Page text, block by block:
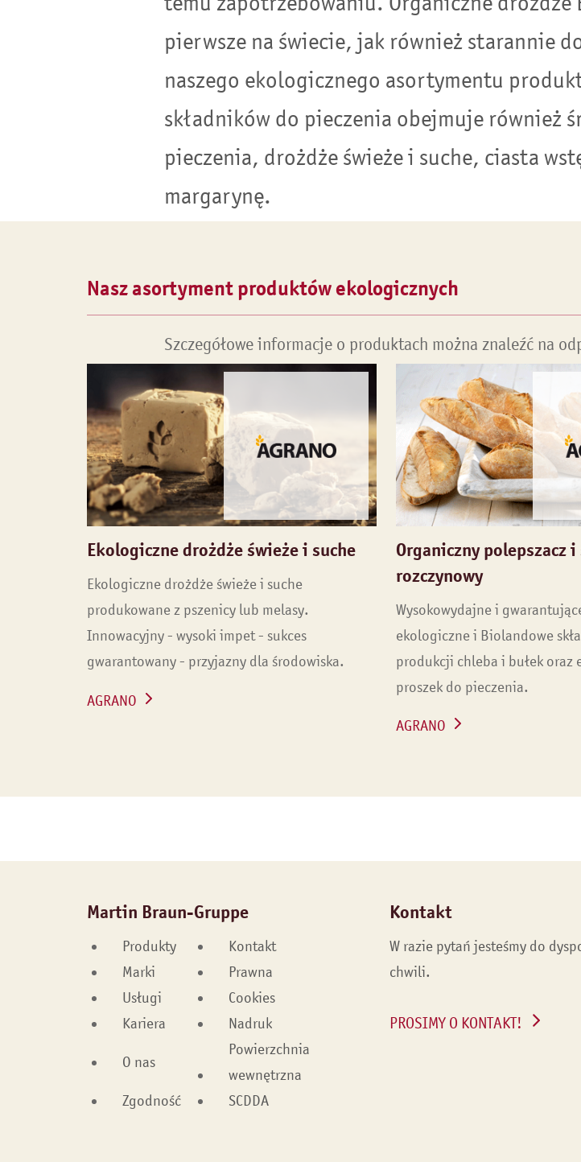
pierwsze na świecie, jak również starannie
naszego ekologicznego asortymentu
składników do pieczenia obejmuje również
pieczenia, drożdże świeże i suche, ciasta
margarynę.
Nasz asortyment produktów ekologicznych
Szczegółowe informacje o produktach można znaleźć na
Ekologiczne drożdże świeże i suche
Ekologiczne drożdże świeże i suche
produkowane z pszenicy lub melasy.
Innowacyjny - wysoki impet - sukces
gwarantowany - przyjazny dla środowiska.
AGRANO
Organiczny polepszacz
rozczynowy
Wysokowydajne i
ekologiczne i Biolandowe
produkcji chleba i bułek oraz
proszek do pieczenia.
AGRANO
Martin Braun-Gruppe
Produkty
Kontakt
Marki
Prawna
Usługi
Cookies
Kariera
Nadruk
O nas
Powierzchnia
wewnętrzna
Zgodność
SCDDA
Kontakt
W razie pytań jesteśmy do
chwili.
PROSIMY O KONTAKT!